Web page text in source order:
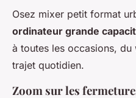
Osez mixer petit format
ordinateur grande
à toutes les occasions,
trajet quotidien.
Zoom sur les